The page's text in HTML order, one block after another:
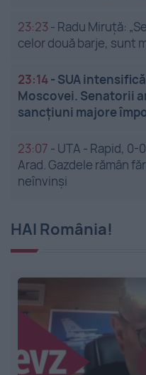
23:23 - Radu Miruță:
celor două barje, sunt
23:14- SUA
Moscovei. Senatorii
sancțiuni majore
23:07 - UTA - Rapid, 0-
Arad. Gazdele rămân
neînvinși
HAI România!